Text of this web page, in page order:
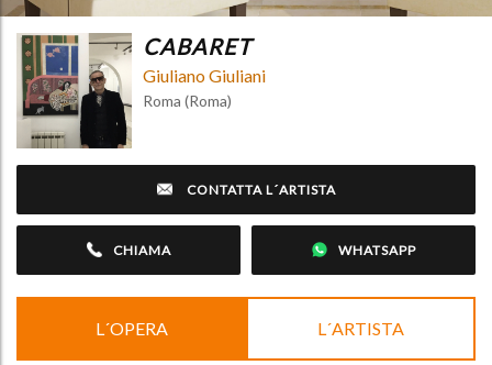
CABARET
Giuliano Giuliani
Roma (Roma)
CONTATTA L´ARTISTA
CHIAMA WHATSAPP
L´OPERA L´ARTISTA